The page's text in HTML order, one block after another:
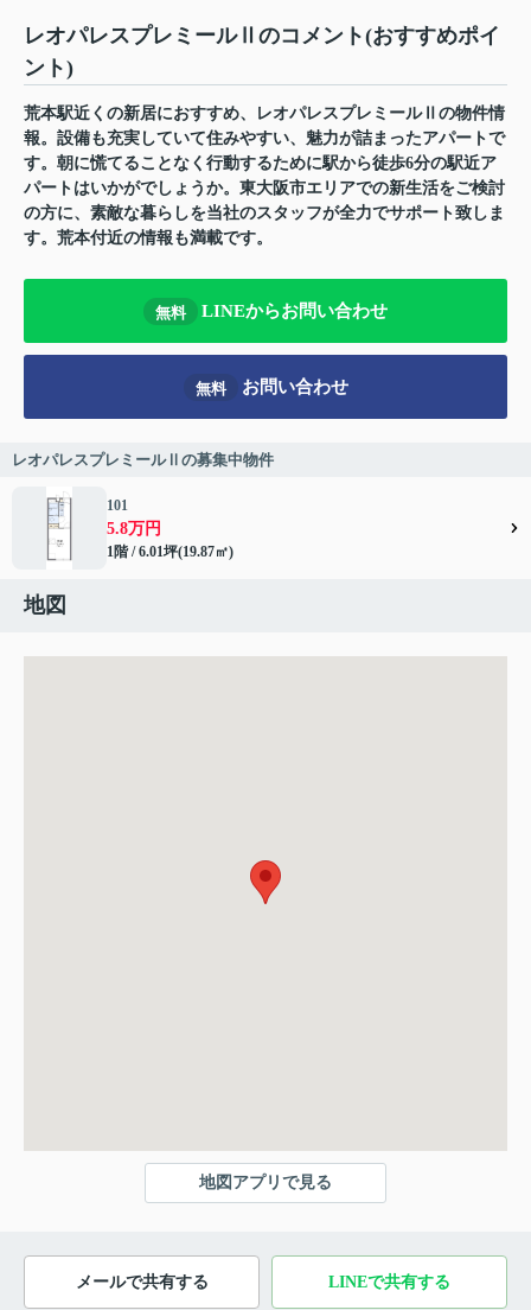
レオパレスプレミールⅡのコメント(おすすめポイ
ント)
荒本駅近くの新居におすすめ、レオパレスプレミールⅡの物件情
報。設備も充実していて住みやすい、魅力が詰まったアパートで
す。朝に慌てることなく行動するために駅から徒歩6分の駅近ア
パートはいかがでしょうか。東大阪市エリアでの新生活をご検討
の方に、素敵な暮らしを当社のスタッフが全力でサポート致しま
す。荒本付近の情報も満載です。
無料 LINEからお問い合わせ
無料 お問い合わせ
レオパレスプレミールⅡの募集中物件
101
5.8万円
1階 / 6.01坪(19.87㎡)
地図
地図アプリで見る
メールで共有する LINEで共有する